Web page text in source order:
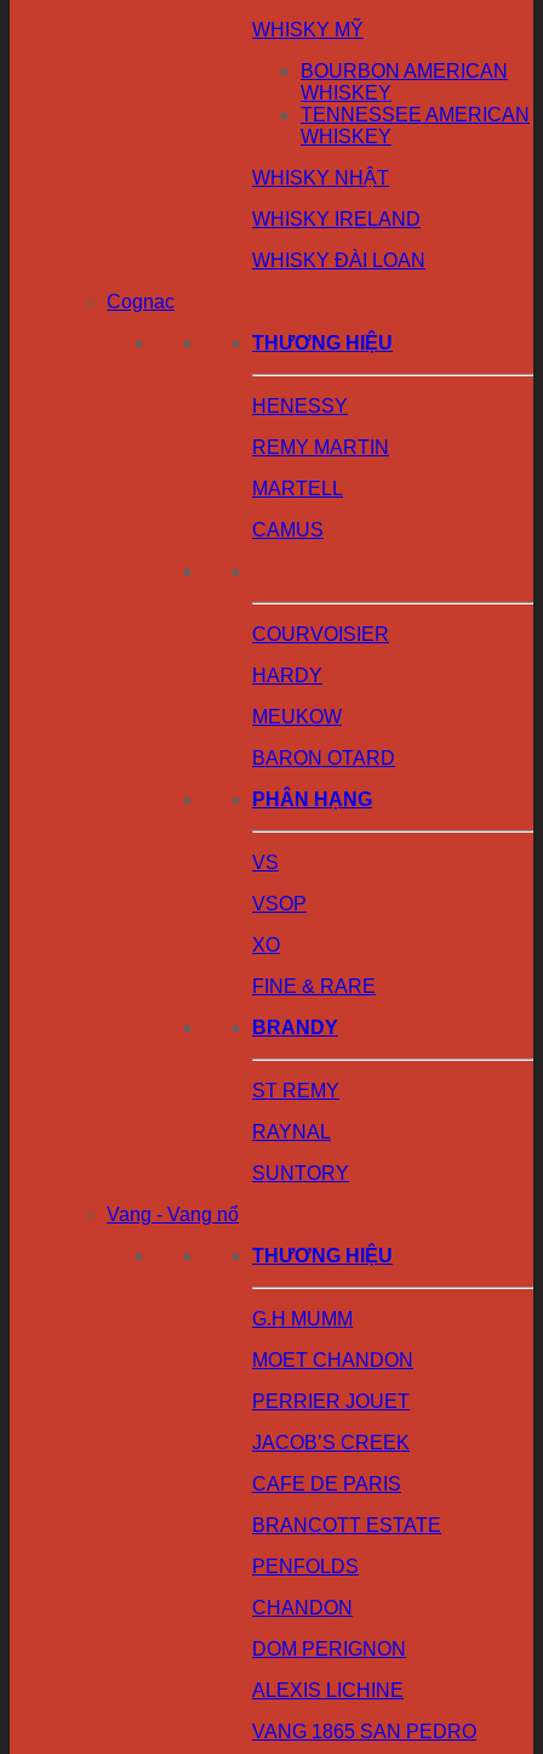
WHISKY MỸ
BOURBON AMERICAN
WHISKEY
TENNESSEE AMERICAN
WHISKEY
WHISKY NHẬT
WHISKY IRELAND
WHISKY ĐÀI LOAN
Cognac
THƯƠNG HIỆU
HENESSY
REMY MARTIN
MARTELL
CAMUS
COURVOISIER
HARDY
MEUKOW
BARON OTARD
PHÂN HẠNG
VS
VSOP
XO
FINE & RARE
BRANDY
ST REMY
RAYNAL
SUNTORY
Vang - Vang nổ
THƯƠNG HIỆU
G.H MUMM
MOET CHANDON
PERRIER JOUET
JACOB’S CREEK
CAFE DE PARIS
BRANCOTT ESTATE
PENFOLDS
CHANDON
DOM PERIGNON
ALEXIS LICHINE
VANG 1865 SAN PEDRO